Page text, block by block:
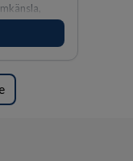
Vi kallar det